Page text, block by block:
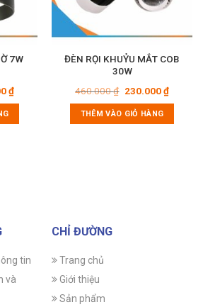
7W
₫.
₫Giá
hiện
122.000 ₫.
ĐÈN RỌI KHUỶU MẮT COB
30W
460.000₫ Giá
là:
460.000 ₫.
230.000₫Giá
hiện
THÊM VÀO GIỎ HÀNG
tin
và
CHỈ ĐƯỜNG
Trang chủ
Giới thiệu
Sản phẩm